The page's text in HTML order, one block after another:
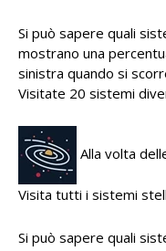
Si può sapere quali
mostrano una
sinistra quando si
Visitate 20 sistemi
Alla volta
Visita tutti i sistemi
Si può sapere quali